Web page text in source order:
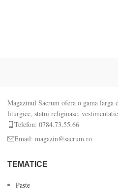
Magazinul Sacrum ofera o gama larga
liturgice, statui religioase,
Telefon: 0784.73.55.66
Email: magazin@sacrum.ro
TEMATICE
Paste